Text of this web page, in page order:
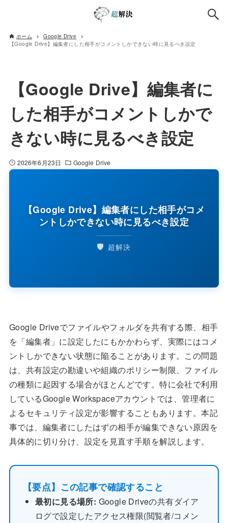
ホーム
Google Drive
【Google Drive】編集者にした相手がコメントしかできない時に見るべき設定
【Google Drive】編集者に
した相手がコメントしかで
きない時に見るべき設定
2026年6月23日 Google Drive
【Google Drive】編集者にした相手がコメ
ントしかできない時に見るべき設定
🛡️ 超解決
Google Driveでファイルやフォルダを共有する際、相手
を「編集者」に設定したにもかかわらず、実際にはコメ
ントしかできない状態に陥ることがあります。この問題
は、共有設定の勘違いや組織のポリシー制限、ファイル
の種類に起因する場合がほとんどです。特に会社で利用
しているGoogle Workspaceアカウントでは、管理者に
よるセキュリティ設定が影響することもあります。本記
事では、編集者にしたはずの相手が編集できない原因を
具体的に切り分け、設定を見直す手順を解説します。
【要点】この記事で確認すること
最初に見る場所: Google Driveの共有ダイア
ログで設定したアクセス権限(閲覧者/コメン